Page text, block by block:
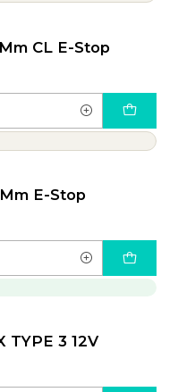
CL E-Stop
E-Stop
TYPE 3 12V